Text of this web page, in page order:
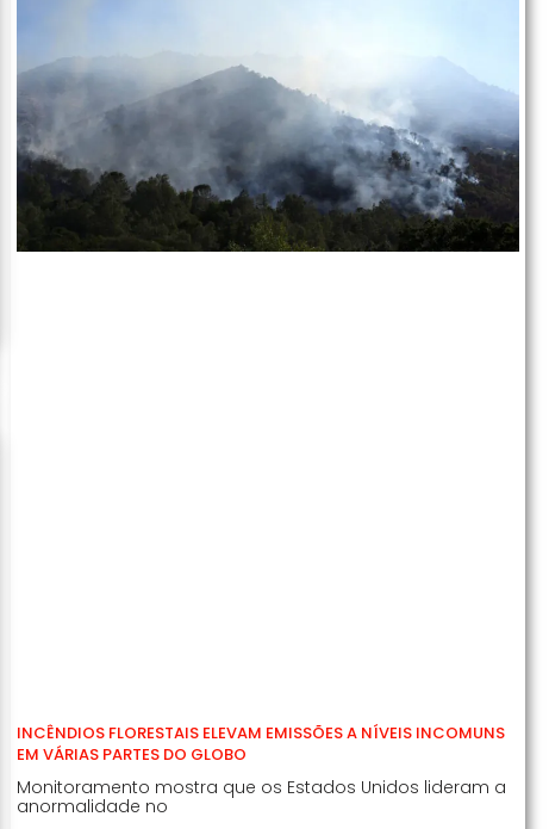
INCÊNDIOS FLORESTAIS ELEVAM EMISSÕES A NÍVEIS INCOMUNS
EM VÁRIAS PARTES DO GLOBO
Monitoramento mostra que os Estados Unidos lideram a
anormalidade no